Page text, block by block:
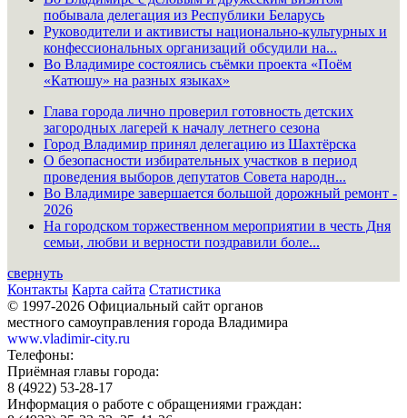
побывала делегация из Республики Беларусь
Руководители и активисты национально-культурных и
конфессиональных организаций обсудили на...
Во Владимире состоялись съёмки проекта «Поём
«Катюшу» на разных языках»
Глава города лично проверил готовность детских
загородных лагерей к началу летнего сезона
Город Владимир принял делегацию из Шахтёрска
О безопасности избирательных участков в период
проведения выборов депутатов Совета народн...
Во Владимире завершается большой дорожный ремонт -
2026
На городском торжественном мероприятии в честь Дня
семьи, любви и верности поздравили боле...
свернуть
Контакты Карта сайта Статистика
© 1997-2026 Официальный сайт органов
местного самоуправления города Владимира
www.vladimir-city.ru
Телефоны:
Приёмная главы города:
8 (4922) 53-28-17
Информация о работе с обращениями граждан: